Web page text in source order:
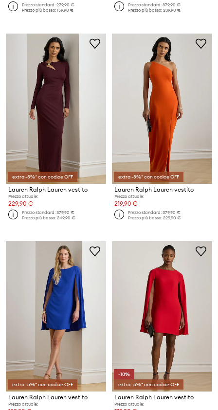
Prezzo standard:279,90 €
Prezzo più basso:159,90 €
Prezzo standard:379,90 €
Prezzo più basso:239,90 €
extra -5%* con codice OFF
Lauren Ralph Lauren vestito
Prezzo attuale:
229,90 €
Prezzo standard:379,90 €
Prezzo più basso:249,90 €
extra -5%* con codice OFF
Lauren Ralph Lauren vestito
Prezzo attuale:
219,90 €
Prezzo standard:379,90 €
Prezzo più basso:229,90 €
extra -5%* con codice OFF
Lauren Ralph Lauren vestito
Prezzo attuale:
-10%
extra -5%* con codice OFF
Lauren Ralph Lauren vestito
Prezzo attuale: